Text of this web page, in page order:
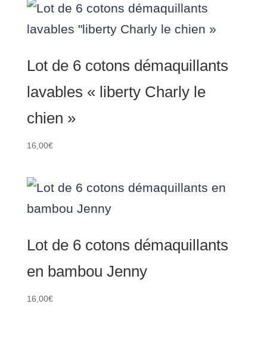
Lot de 6 cotons démaquillants
lavables « liberty Charly le
chien »
16,00€
Lot de 6 cotons démaquillants
en bambou Jenny
16,00€